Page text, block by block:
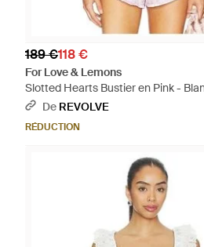
189 €118 €
For Love & Lemons
Slotted Hearts Bustier en Pink -
De REVOLVE
RÉDUCTION